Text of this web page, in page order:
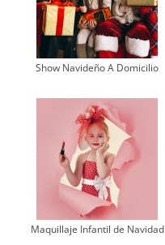
Show Navideño A Domicilio
Maquillaje Infantil de Navidad